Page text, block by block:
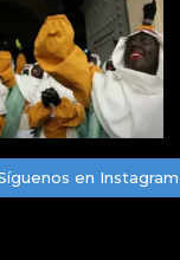
en Instagram